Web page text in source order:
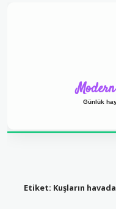
Günlük
Etiket: Kuşların